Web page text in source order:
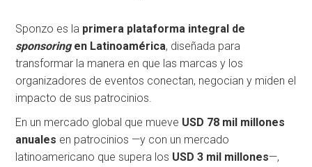
Sponzo es la primera plataforma integral de
sponsoringen Latinoamérica, diseñada para
transformar la manera en que las marcas y los
organizadores de eventos conectan, negocian y miden el
impacto de sus patrocinios.
En un mercado global que mueve USD 78 mil millones
anuales en patrocinios —y con un mercado
latinoamericano que supera los USD 3 mil millones—,